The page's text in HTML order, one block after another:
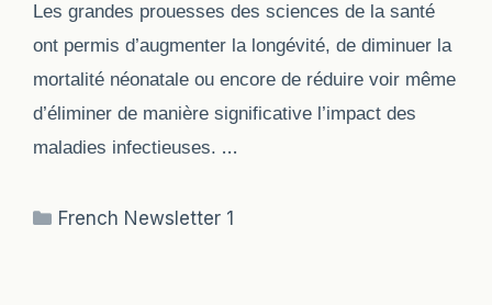
Les grandes prouesses des sciences de la santé
ont permis d’augmenter la longévité, de diminuer la
mortalité néonatale ou encore de réduire voir même
d’éliminer de manière significative l’impact des
maladies infectieuses. …
Categories
French Newsletter 1